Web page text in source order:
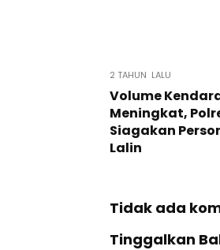
2 TAHUN LALU
Volume
Meningkat,
Siagakan
Lalin
Tidak ada
Tinggalkan